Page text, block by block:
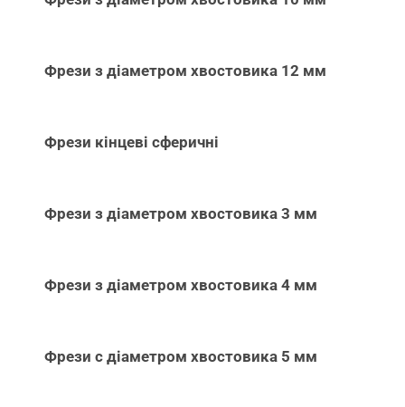
Фрези з діаметром хвостовика 12 мм
Фрези кінцеві сферичні
Фрези з діаметром хвостовика 3 мм
Фрези з діаметром хвостовика 4 мм
Фрези с діаметром хвостовика 5 мм